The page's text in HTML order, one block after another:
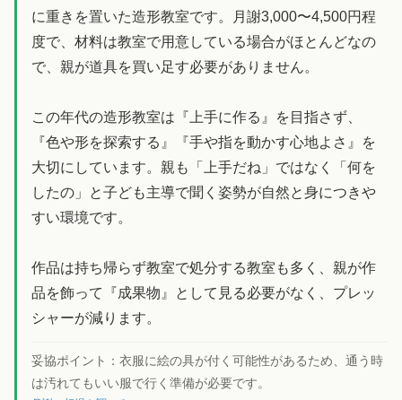
に重きを置いた造形教室です。月謝3,000〜4,500円程
度で、材料は教室で用意している場合がほとんどなの
で、親が道具を買い足す必要がありません。
この年代の造形教室は『上手に作る』を目指さず、
『色や形を探索する』『手や指を動かす心地よさ』を
大切にしています。親も「上手だね」ではなく「何を
したの」と子ども主導で聞く姿勢が自然と身につきや
すい環境です。
作品は持ち帰らず教室で処分する教室も多く、親が作
品を飾って『成果物』として見る必要がなく、プレッ
シャーが減ります。
妥協ポイント： 衣服に絵の具が付く可能性があるため、通う時
は汚れてもいい服で行く準備が必要です。